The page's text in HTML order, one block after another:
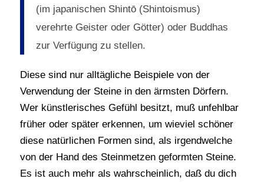
(im japanischen Shintō (Shintoismus)
verehrte Geister oder Götter) oder Buddhas
zur Verfügung zu stellen.
Diese sind nur alltägliche Beispiele von der
Verwendung der Steine in den ärmsten Dörfern.
Wer künstlerisches Gefühl besitzt, muß unfehlbar
früher oder später erkennen, um wieviel schöner
diese natürlichen Formen sind, als irgendwelche
von der Hand des Steinmetzen geformten Steine.
Es ist auch mehr als wahrscheinlich, daß du dich